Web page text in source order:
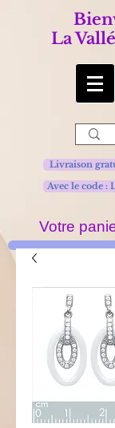
La
Avec le code :
Livraison
Votre